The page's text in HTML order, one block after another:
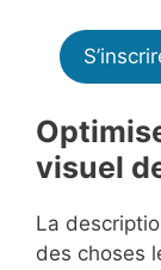
visuel
La
des choses